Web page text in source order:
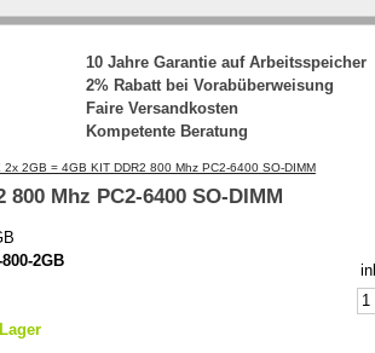
2x 2GB = 4GB KIT DDR2 800 Mhz PC2-6400 SO-DIMM
800 Mhz PC2-6400 SO-DIMM
2GB
10 Jahre Garantie auf Arbeitsspeicher
2% Rabatt bei Vorabüberweisung
Faire Versandkosten
Kompetente Beratung